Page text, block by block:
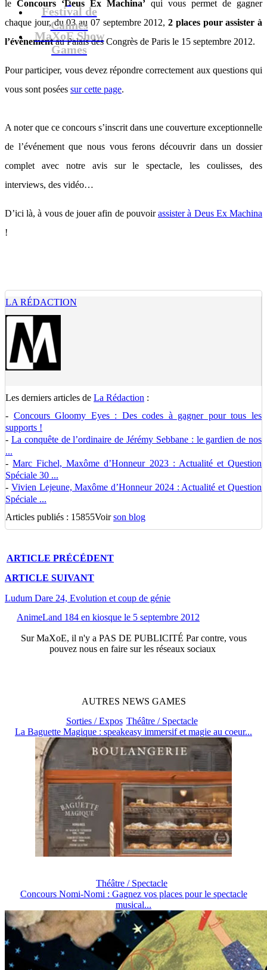
Festival de
Cannes
MaXoE Show
Games
le Concours ‘Deus Ex Machina’ qui vous permet de gagner
chaque jour, du 03 au 07 septembre 2012, 2 places pour assister à
l’événementau Palais des Congrès de Paris le 15 septembre 2012.
Pour participer, vous devez répondre correctement aux questions qui
vous sont posées sur cette page.
A noter que ce concours s’inscrit dans une couverture exceptionnelle
de l’événement que nous vous ferons découvrir dans un dossier
complet avec notre avis sur le spectacle, les coulisses, des
interviews, des vidéo…
D’ici là, à vous de jouer afin de pouvoirassister à Deus Ex Machina
!
LA RÉDACTION
Les derniers articles de La Rédaction :
- Concours Gloomy Eyes : Des codes à gagner pour tous les
supports !
- La conquête de l’ordinaire de Jérémy Sebbane : le gardien de nos
...
-Marc Fichel, Maxôme d’Honneur 2023 : Actualité et Question
Spéciale 30 ...
- Vivien Lejeune, Maxôme d’Honneur 2024 : Actualité et Question
Spéciale ...
Articles publiés : 15855Voirson blog
ARTICLE PRÉCÉDENT
ARTICLE SUIVANT
Ludum Dare 24, Evolution et coup de génie
AnimeLand 184 en kiosque le 5 septembre 2012
SurMaXoE, il n'y a PAS DE PUBLICITÉ Par contre, vous
pouvez nous en faire sur les réseaux sociaux
AUTRES NEWS GAMES
Sorties / Expos Théâtre / Spectacle
La Baguette Magique : speakeasy immersif et magie au coeur...
Théâtre / Spectacle
Concours Nomi-Nomi : Gagnez vos places pour le spectacle
musical...